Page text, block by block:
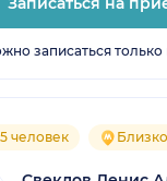
записаться
человек